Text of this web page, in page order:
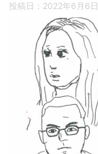
投稿日： 2022年6月6日